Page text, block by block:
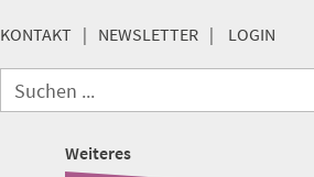
KONTAKT NEWSLETTER LOGIN
Weiteres